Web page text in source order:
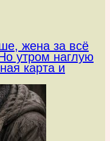
жена за всё
утром наглую
карта и